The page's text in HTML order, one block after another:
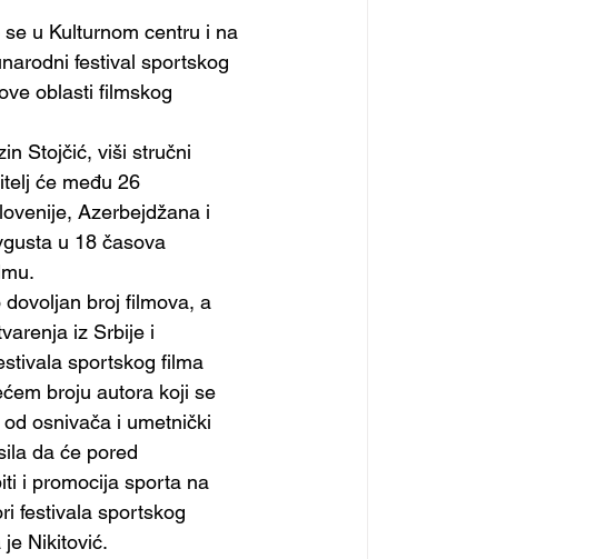
festival sportskog
oblasti filmskog
Stojčić, viši stručni
će među 26
Azerbejdžana i
u 18 časova
broj filmova, a
iz Srbije i
sportskog filma
broju autora koji se
osnivača i umetnički
da će pored
i promocija sporta na
festivala sportskog
Nikitović.